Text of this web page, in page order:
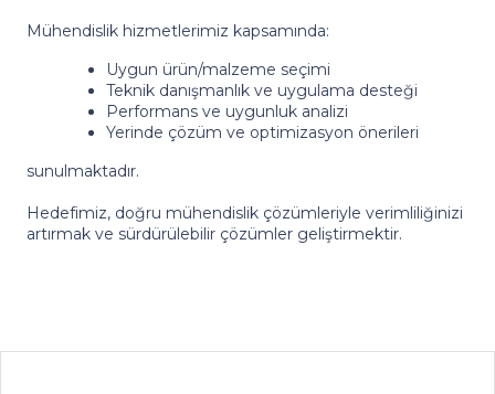
Mühendislik hizmetlerimiz kapsamında:
Uygun ürün/malzeme seçimi
Teknik danışmanlık ve uygulama desteği
Performans ve uygunluk analizi
Yerinde çözüm ve optimizasyon önerileri
sunulmaktadır.
Hedefimiz, doğru mühendislik çözümleriyle verimliliğinizi
artırmak ve sürdürülebilir çözümler geliştirmektir.